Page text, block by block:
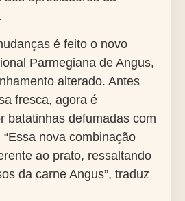
é feito o novo
Parmegiana de Angus,
alterado. Antes
fresca, agora é
batatinhas defumadas com
nova combinação
ao prato, ressaltando
da carne Angus”, traduz